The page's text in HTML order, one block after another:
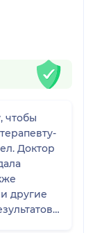
чтобы
Доктор
другие